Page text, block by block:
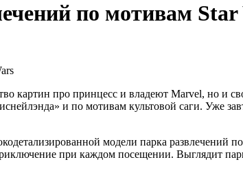
по мотивам Star
картин про принцесс и владеют Marvel, но и
и по мотивам культовой саги. Уже
модели парка развлечений
при каждом посещении. Выглядит